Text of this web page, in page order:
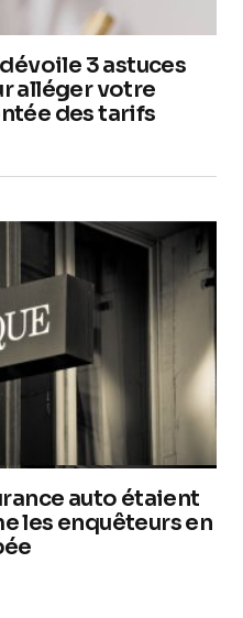
3 astuces
alléger votre
des tarifs
auto étaient
les enquêteurs en